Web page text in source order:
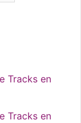
Tracks en
Tracks en